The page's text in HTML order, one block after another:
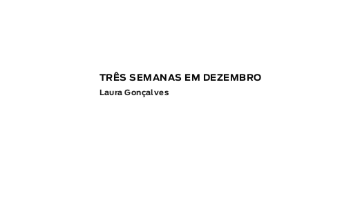
TRÊS SEMANAS EM DEZEMBRO
Laura Gonçalves